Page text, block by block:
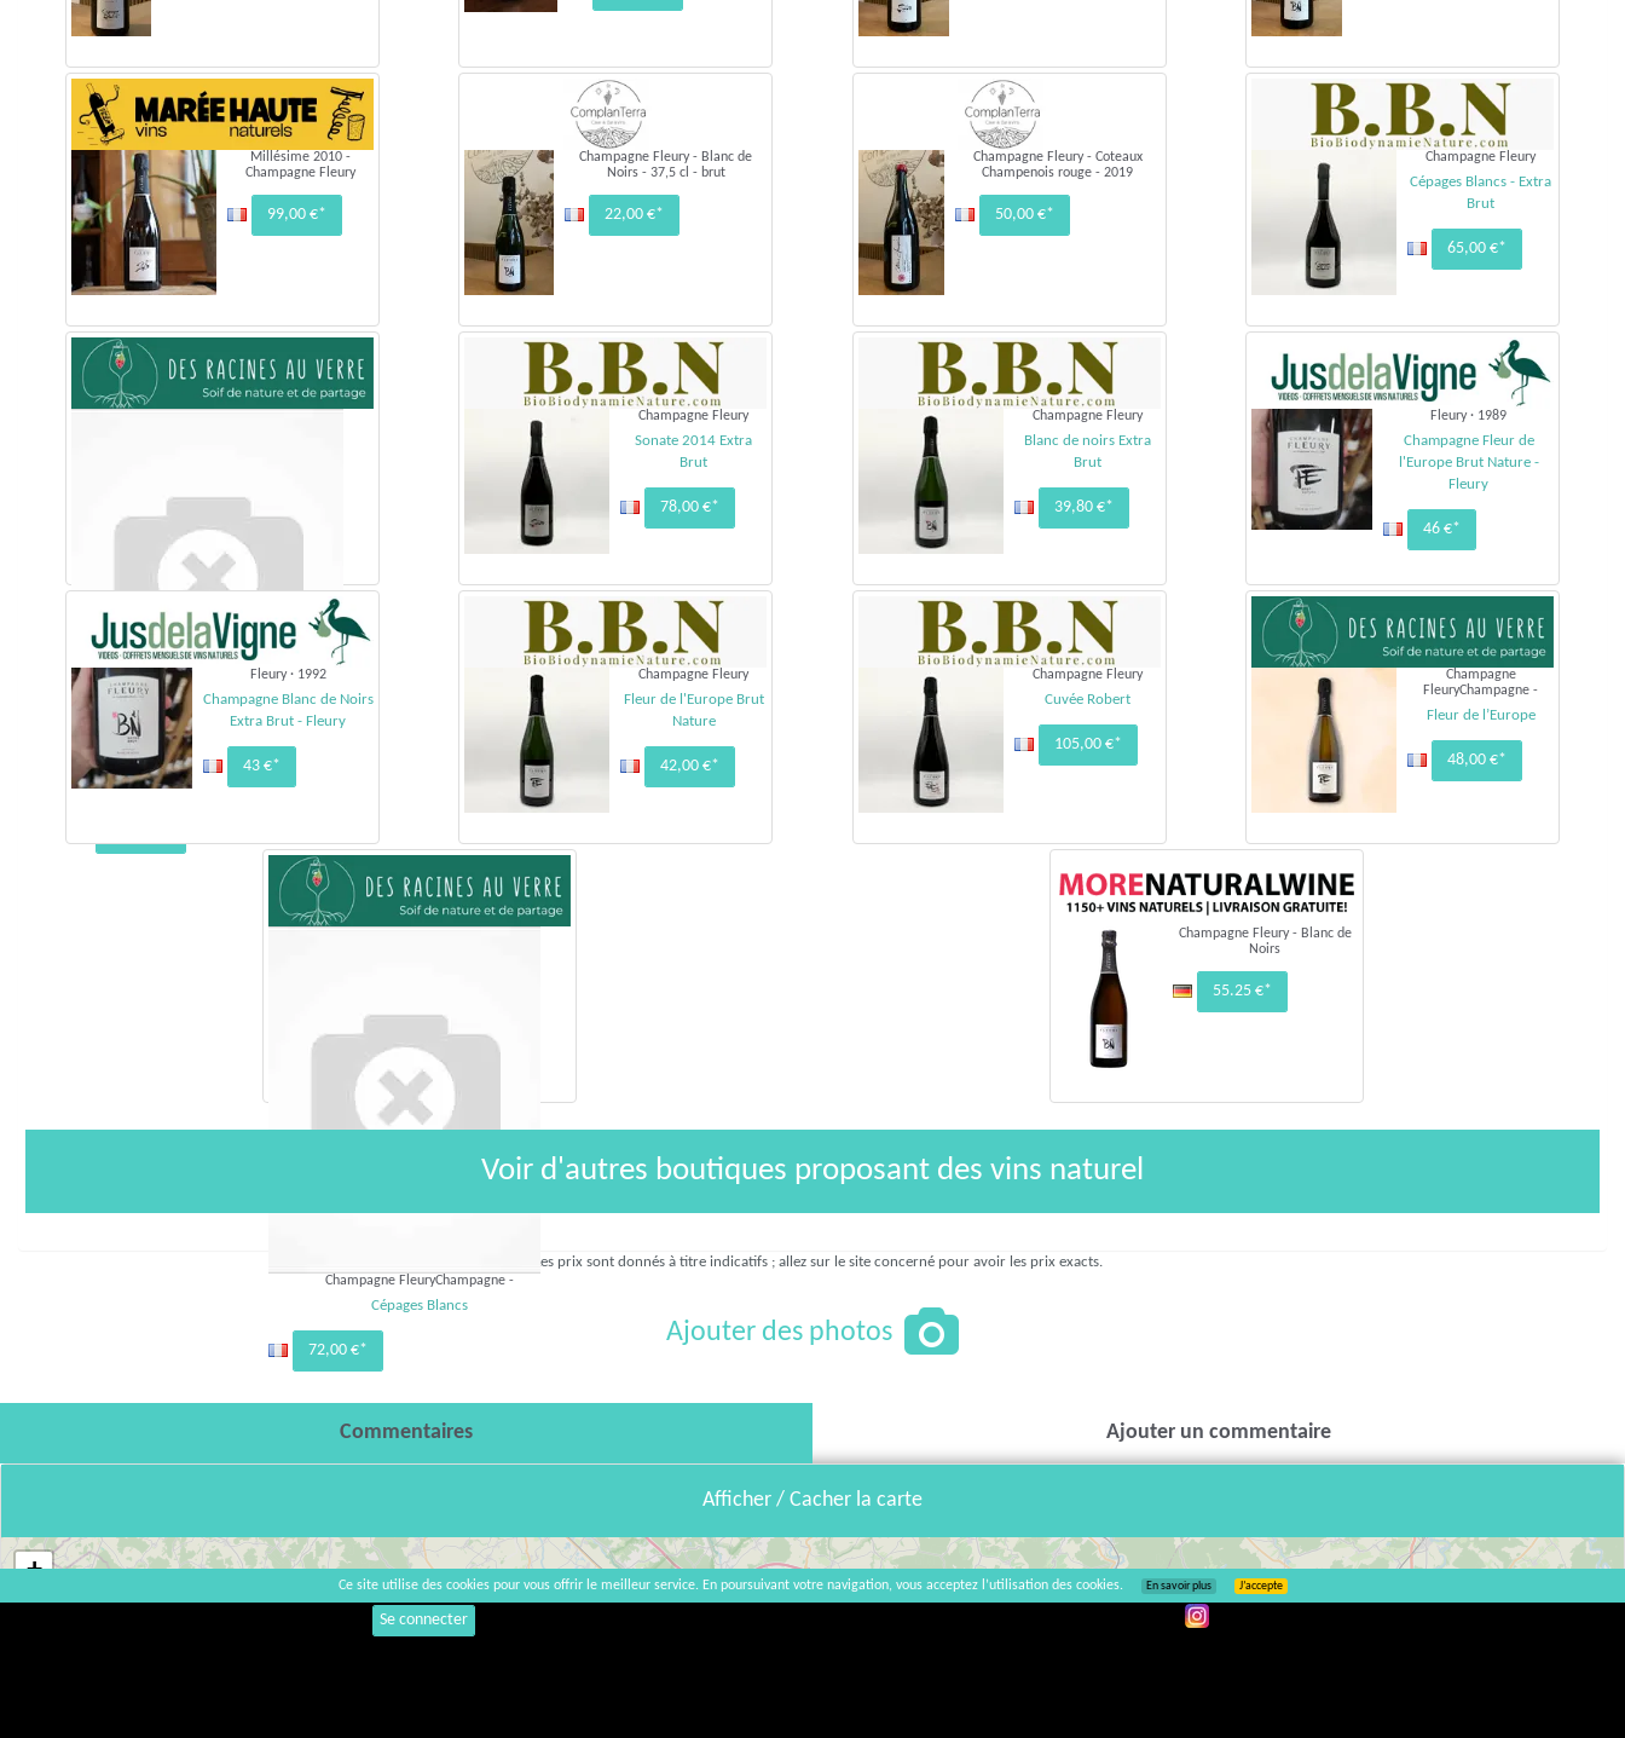
Millésime 2010 -
Champagne Fleury
99,00 €*
Champagne Fleury - Blanc de
Noirs - 37,5 cl - brut
22,00 €*
Champagne Fleury - Coteaux
Champenois rouge - 2019
50,00 €*
Champagne Fleury
Cépages Blancs - Extra
Brut
65,00 €*
Champagne FleuryChampagne -
Notes Blanches
Champagne Fleury
Sonate 2014 Extra
Brut
78,00 €*
Champagne Fleury
Blanc de noirs Extra
Brut
39,80 €*
Fleury · 1989
Champagne Fleur de
l'Europe Brut Nature -
Fleury
46 €*
Fleury · 1992
Champagne Blanc de Noirs
Extra Brut - Fleury
43 €*
Champagne Fleury
Fleur de l'Europe Brut
Nature
42,00 €*
Champagne Fleury
Cuvée Robert
105,00 €*
Champagne
FleuryChampagne -
Fleur de l’Europe
48,00 €*
Champagne FleuryChampagne -
Cépages Blancs
72,00 €*
Champagne Fleury - Blanc de
Noirs
55.25 €*
Voir d'autres boutiques proposant des vins naturel
* Les prix sont donnés à titre indicatifs ; allez sur le site concerné pour avoir les prix exacts.
Ajouter des photos
Commentaires Ajouter un commentaire
Afficher / Cacher la carte
×
+
−
Se connecter
Ce site utilise des cookies pour vous offrir le meilleur service. En poursuivant votre navigation, vous acceptez l’utilisation des cookies. En savoir plus J’accepte